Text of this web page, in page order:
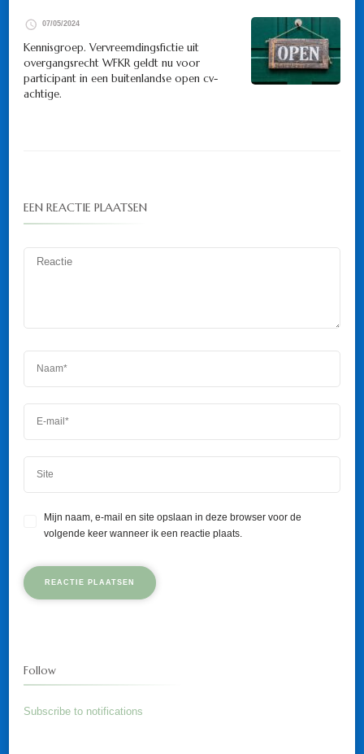
07/05/2024
Kennisgroep. Vervreemdingsfictie uit
overgangsrecht WFKR geldt nu voor
participant in een buitenlandse open cv-
achtige.
EEN REACTIE PLAATSEN
Mijn naam, e-mail en site opslaan in deze browser voor de
volgende keer wanneer ik een reactie plaats.
Follow
Subscribe to notifications